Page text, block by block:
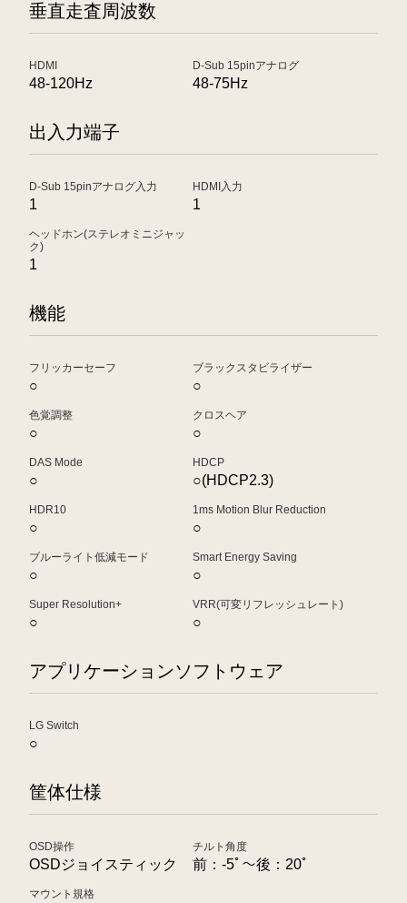
垂直走査周波数
HDMI
48-120Hz
D-Sub 15pinアナログ
48-75Hz
出入力端子
D-Sub 15pinアナログ入力
1
HDMI入力
1
ヘッドホン(ステレオミニジャッ
ク)
1
機能
フリッカーセーフ
○
ブラックスタビライザー
○
色覚調整
○
クロスヘア
○
DAS Mode
○
HDCP
○(HDCP2.3)
HDR10
○
1ms Motion Blur Reduction
○
ブルーライト低減モード
○
Smart Energy Saving
○
Super Resolution+
○
VRR(可変リフレッシュレート)
○
アプリケーションソフトウェア
LG Switch
○
筐体仕様
OSD操作
OSDジョイスティック
チルト角度
前：-5ﾟ～後：20ﾟ
マウント規格